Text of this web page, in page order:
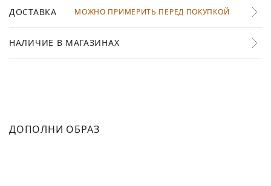
ДОСТАВКА МОЖНО ПРИМЕРИТЬ ПЕРЕД ПОКУПКОЙ
НАЛИЧИЕ В МАГАЗИНАХ
ДОПОЛНИ ОБРАЗ